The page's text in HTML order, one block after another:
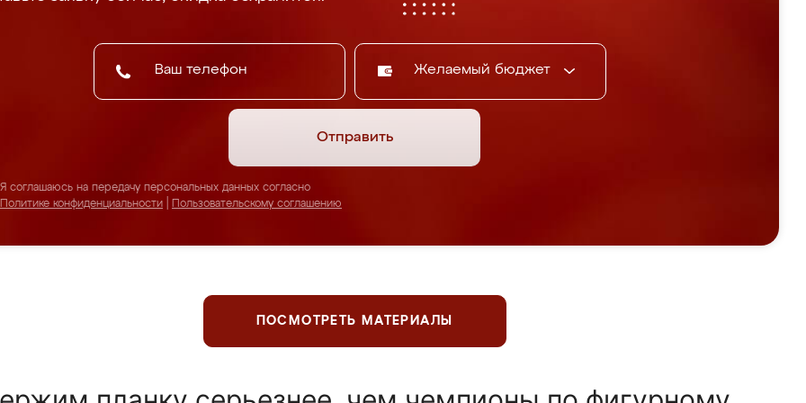
Желаемый бюджет
Отправить
Я соглашаюсь на передачу персональных данных согласно
Политике конфиденциальности
Пользовательскому соглашению
ПОСМОТРЕТЬ МАТЕРИАЛЫ